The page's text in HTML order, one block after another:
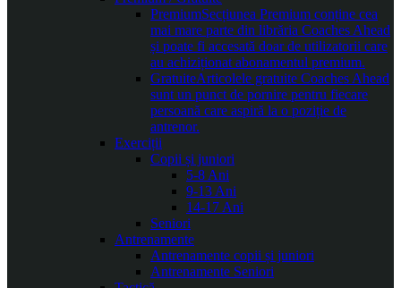
PremiumSecțiunea Premium conține cea
mai mare parte din librăria Coaches Ahead
și poate fi accesată doar de utilizatorii care
au achiziționat abonamentul premium.
GratuiteArticolele gratuite Coaches Ahead
sunt un punct de pornire pentru fiecare
persoană care aspiră la o poziție de
antrenor.
Exerciții
Copii și juniori
5-8 Ani
9-13 Ani
14-17 Ani
Seniori
Antrenamente
Antrenamente copii și juniori
Antrenamente Seniori